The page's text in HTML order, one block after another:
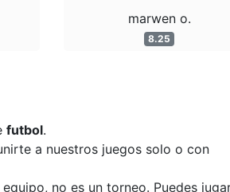
marwen o.
8.25
futbol.
a nuestros juegos solo o con
no es un torneo. Puedes